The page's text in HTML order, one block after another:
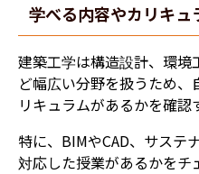
学べる内容やカリキュ
建築工学は構造設計、環
ど幅広い分野を扱うため
リキュラムがあるかを確認
特に、BIMやCAD、サステ
対応した授業があるかをチ